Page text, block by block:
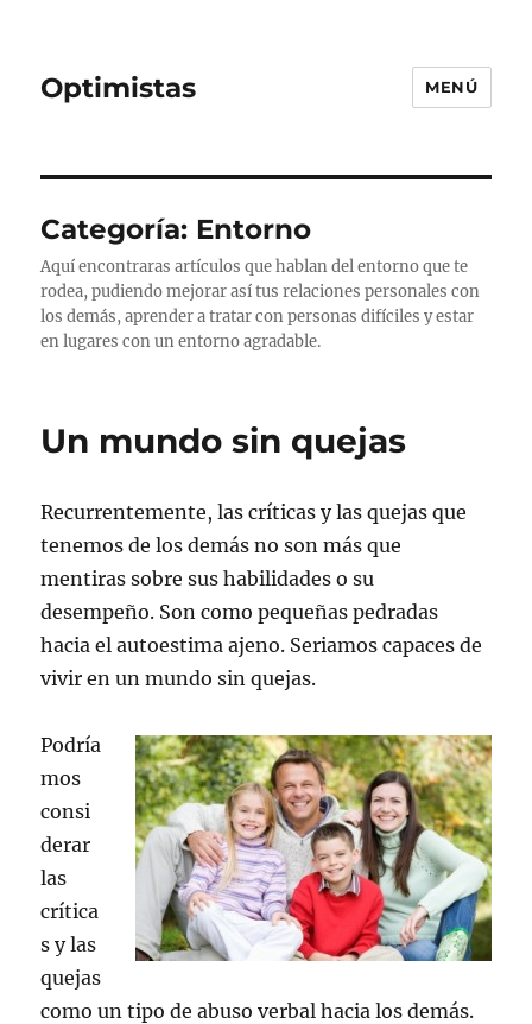
Optimistas MENÚ
Categoría: Entorno
Aquí encontraras artículos que hablan del entorno que te
rodea, pudiendo mejorar así tus relaciones personales con
los demás, aprender a tratar con personas difíciles y estar
en lugares con un entorno agradable.
Un mundo sin quejas
Recurrentemente, las críticas y las quejas que
tenemos de los demás no son más que
mentiras sobre sus habilidades o su
desempeño. Son como pequeñas pedradas
hacia el autoestima ajeno. Seriamos capaces de
vivir en un mundo sin quejas.
Podría
mos
consi
derar
las
crítica
s y las
quejas
como un tipo de abuso verbal hacia los demás.